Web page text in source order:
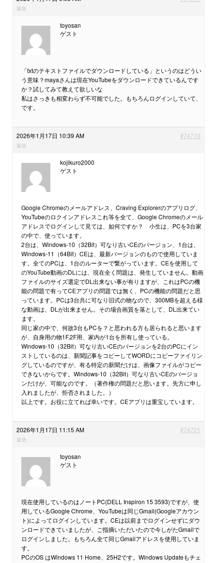
返信
toyosan
ゲスト
「txtのテキストファイルでダウンロードしている」というのはどうい
う意味？mayaさんは現在YouTubeをダウンロードできているんです
か？試してみて教えて欲しいな
私はさっきも相変わらず不可能でした。もちろんログインしていて、
です。
2026年1月17日 10:39 AM #74719
返信
kojikuro2000
ゲスト
Google Chromeのメールアドレス、Craving Explorerのアプリログ、
YouTubeのロクインアドレスこれ等を全て、Google Chromeのメール
アドレスでログインして見ては、如何ですか？ 小生は、PCを3台家
の中で、使っています。
2台は、Windows-10（32Bit）可なり古いCEのバージョン、1台は、
Windows-11（64Bit）CEは、最新バージョンのもので使用していま
す。全てのPCは、1台のルーターで繋がっています。CEを使用して
のYouTube動画のDLには、現在全く問題は、発生していません。動画
ファイルのサイズ選定でDL出来ない事が有りますが、これはPCの機
能の問題で有ってCEアプリの問題では無く、PCの機能の問題だと思
っています。PCは3台共に可なり旧式の物なので、300MBを超える様
な動画は、DLが出来ません。その場合画質を落として、DL出来てい
ます。
同じ家の中で、何故3台もPCを？と思われる方も居られると思います
が、自身用の物1F,2F用、家内が1台を所有し使っている。
Windows-10（32Bit）可なり古いCEのバージョンを2台のPCにイン
ストしているのは、新聞記事をコピーしてWORDにコピーファイリン
グしているのですが、有る特定の新聞だけは、画像ファイルがコピー
できないからです。Windows-10（32Bit）可なり古いCEのバージョ
ンだけが、可能なのです。（著作権の問題だと思います。先方に申し
入れましたが、拒否されました。）
以上です。お役に立てれば幸いです。CEアプリは重宝しています。
2026年1月17日 11:15 AM #74721
返信
toyosan
ゲスト
現在使用しているのはノートPC(DELL Inspiron 15 3593)ですが、使
用しているGoogle Chrome、YouTubeは同じGmail(Googleアカウン
ト)によってログインしています。CEは以前までログインせずにダウ
ンロードできていましたが、ご指摘いただいたので今しがたGmailで
ログインしました。もちろん全て同じGmailアドレスを使用していま
す。
PCのOS はWindows 11 Home、25H2です。Windows Updateもチェ